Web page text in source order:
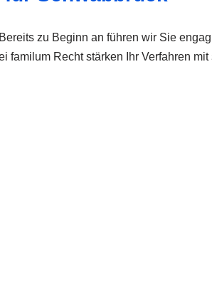
zu Beginn an führen wir Sie
Recht stärken Ihr Verfahren